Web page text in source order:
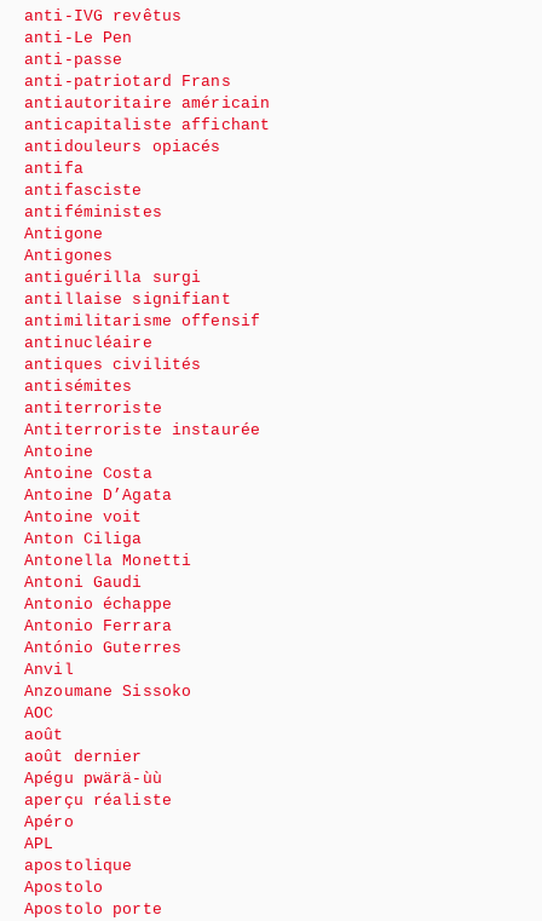
anti-IVG revêtus
anti-Le Pen
anti-passe
anti-patriotard Frans
antiautoritaire américain
anticapitaliste affichant
antidouleurs opiacés
antifa
antifasciste
antiféministes
Antigone
Antigones
antiguérilla surgi
antillaise signifiant
antimilitarisme offensif
antinucléaire
antiques civilités
antisémites
antiterroriste
Antiterroriste instaurée
Antoine
Antoine Costa
Antoine D’Agata
Antoine voit
Anton Ciliga
Antonella Monetti
Antoni Gaudi
Antonio échappe
Antonio Ferrara
António Guterres
Anvil
Anzoumane Sissoko
AOC
août
août dernier
Apégu pwärä-ùù
aperçu réaliste
Apéro
APL
apostolique
Apostolo
Apostolo porte